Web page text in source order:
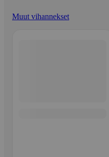
Muut vihannekset